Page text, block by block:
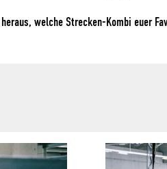
heraus, welche Strecken-Kombi euer